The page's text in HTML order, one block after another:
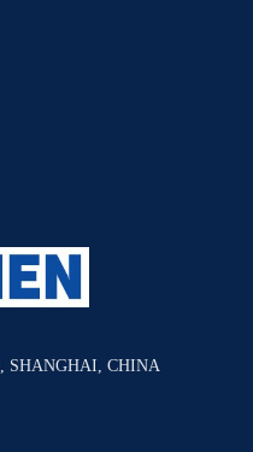
SHANGHAI, CHINA